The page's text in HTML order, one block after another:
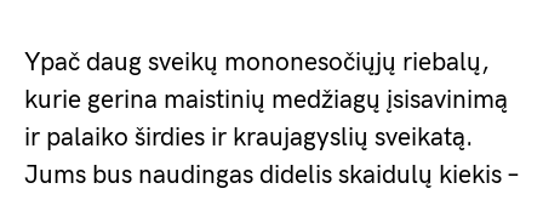
Ypač daug sveikų mononesočiųjų riebalų,
kurie gerina maistinių medžiagų įsisavinimą
ir palaiko širdies ir kraujagyslių sveikatą.
Jums bus naudingas didelis skaidulų kiekis –